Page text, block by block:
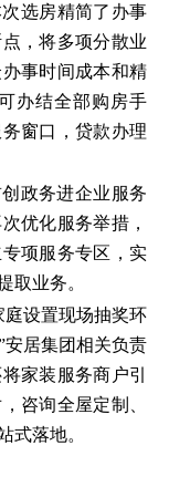
选房精简了办事
，将多项分散业
事时间成本和精
办结全部购房手
窗口，贷款办理
政务进企业服务
优化服务举措，
项服务专区，实
取业务。
设置现场抽奖环
居集团相关负责
家装服务商户引
咨询全屋定制、
式落地。